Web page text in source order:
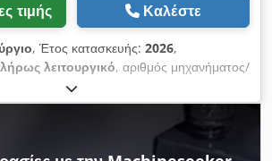
τιμής Καλέστε
, Έτος κατασκευής: 2026,
λειτουργικό, αριθμός μηχανήματος/
PVC 3 AXIS CNC MILLING MACHINE
λειτουργίες πόρτας, πτέρυγας, βραχίονα
PVC χάρη σε 3 διαφορετικά μοτέρ. -
3 αξόνων Cedpora Nxasfx An Ioha